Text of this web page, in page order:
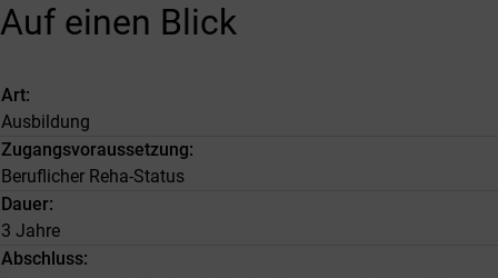
Auf einen Blick
Art
Ausbildung
Zugangsvoraussetzung
Beruflicher Reha-Status
Dauer
3 Jahre
Abschluss